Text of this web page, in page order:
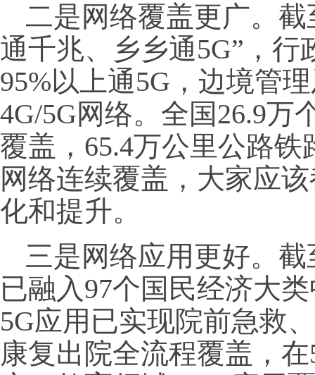
二是网络覆盖更广。
通千兆、乡乡通5G”，行
95%以上通5G，边境管
4G/5G网络。全国26.9万
覆盖，65.4万公里公路
网络连续覆盖，大家应
化和提升。
三是网络应用更好。
已融入97个国民经济大
5G应用已实现院前急救
康复出院全流程覆盖，